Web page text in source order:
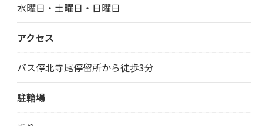
水曜日・土曜日・日曜日
アクセス
バス停北寺尾停留所から徒歩3分
駐輪場